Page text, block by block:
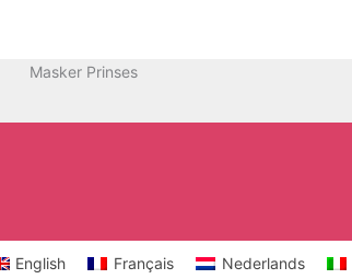
Masker Prinses
English Français Nederlands